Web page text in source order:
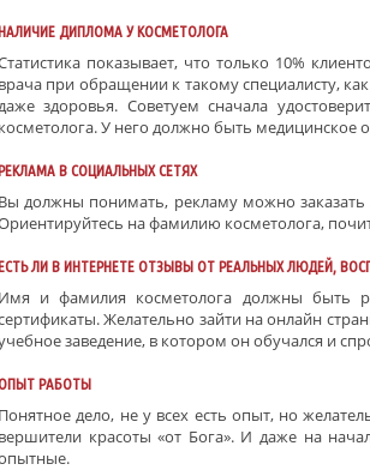
ДИПЛОМА У КОСМЕТОЛОГА
показывает, что только 10%
врача при обращении к такому специалисту,
здоровья. Советуем сначала
косметолога. У него должно быть медицинское
В СОЦИАЛЬНЫХ СЕТЯХ
Вы должны понимать, рекламу можно заказать
на фамилию косметолога,
ЛИ В ИНТЕРНЕТЕ ОТЗЫВЫ ОТ РЕАЛЬНЫХ ЛЮДЕЙ,
Имя и фамилия косметолога должны быть
Желательно зайти на онлайн
заведение, в котором он обучался и
РАБОТЫ
Понятное дело, не у всех есть опыт, но
вершители красоты «от Бога». И даже на